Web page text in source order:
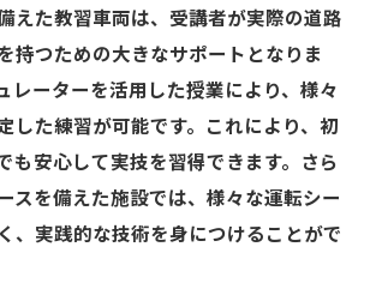
えた教習車両は、受講者が実際の道路
持つための大きなサポートとなりま
レーターを活用した授業により、様々
した練習が可能です。これにより、初
も安心して実技を習得できます。さら
スを備えた施設では、様々な運転シー
、実践的な技術を身につけることがで